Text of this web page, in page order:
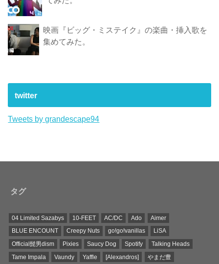
映画『ビッグ・ミステイク』の楽曲・挿入歌を
集めてみた。
twitter
Tweets by grandescape94
タグ
04 Limited Sazabys 10-FEET AC/DC Ado
Aimer
BLUE ENCOUNT
Creepy Nuts go!go!vanillas
LiSA
Official髭男dism
Pixies Saucy Dog Spotify
Talking Heads
Tame Impala
Vaundy Yaffle [Alexandros]
やまだ豊